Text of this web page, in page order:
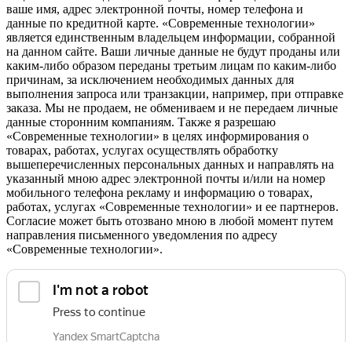
ваше имя, адрес электронной почты, номер телефона и
данные по кредитной карте. «Современные технологии»
является единственным владельцем информации, собранной
на данном сайте. Ваши личные данные не будут проданы или
каким-либо образом переданы третьим лицам по каким-либо
причинам, за исключением необходимых данных для
выполнения запроса или транзакции, например, при отправке
заказа. Мы не продаем, не обмениваем и не передаем личные
данные сторонним компаниям. Также я разрешаю
«Современные технологии» в целях информирования о
товарах, работах, услугах осуществлять обработку
вышеперечисленных персональных данных и направлять на
указанный мною адрес электронной почты и/или на номер
мобильного телефона рекламу и информацию о товарах,
работах, услугах «Современные технологии» и ее партнеров.
Согласие может быть отозвано мною в любой момент путем
направления письменного уведомления по адресу
«Современные технологии».